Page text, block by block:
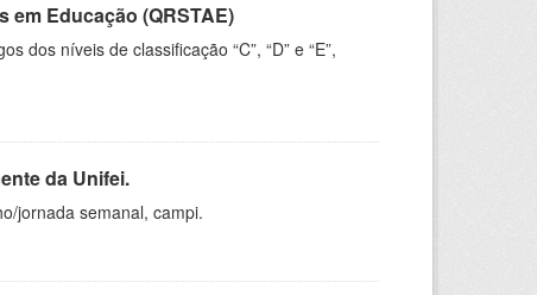
Educação (QRSTAE)
dos níveis de classificação “C”, “D” e “E”,
da Unifei.
jornada semanal, campi.